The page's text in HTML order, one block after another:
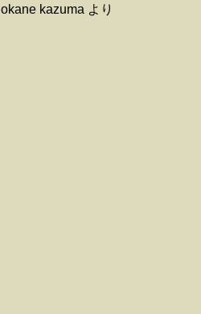
okane kazuma より